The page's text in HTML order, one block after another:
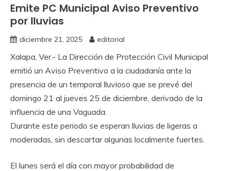
Emite PC Municipal Aviso Preventivo
por lluvias
diciembre 21, 2025 editorial
Xalapa, Ver.- La Dirección de Protección Civil Municipal
emitió un Aviso Preventivo a la ciudadanía ante la
presencia de un temporal lluvioso que se prevé del
domingo 21 al jueves 25 de diciembre, derivado de la
influencia de una Vaguada.
Durante este periodo se esperan lluvias de ligeras a
moderadas, sin descartar algunas localmente fuertes.
El lunes será el día con mayor probabilidad de